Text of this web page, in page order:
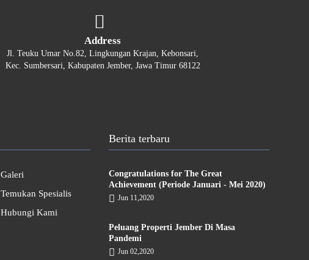
Address
Jl. Teuku Umar No.82, Lingkungan Krajan, Kebonsari,
Kec. Sumbersari, Kabupaten Jember, Jawa Timur 68122
Galeri
Temukan Spesialis
Hubungi Kami
Berita terbaru
Congratulations for The Great
Achievement (Periode Januari - Mei 2020)
Jun 11,2020
Peluang Properti Jember Di Masa
Pandemi
Jun 02,2020